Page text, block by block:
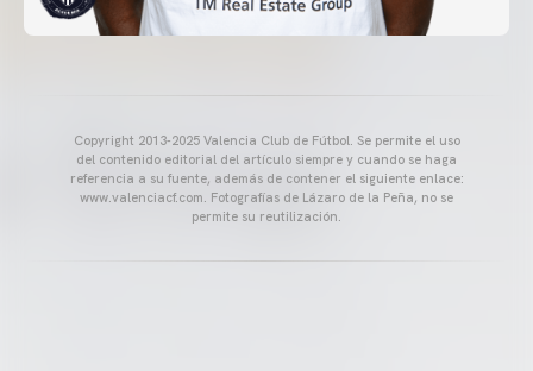
Copyright 2013-2025 Valencia Club de Fútbol. Se permite el uso
del contenido editorial del artículo siempre y cuando se haga
referencia a su fuente, además de contener el siguiente enlace:
www.valenciacf.com. Fotografías de Lázaro de la Peña, no se
permite su reutilización.